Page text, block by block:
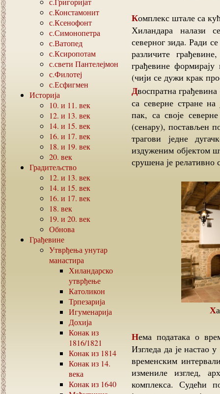
с.Констамонит
с.Ксенофонт
с.Симонопетра
с.Ватопед
с.Ксиропотам
с.свети Пантелејмон
с.Филотеј
с.Есфигмен
Историја
10. и 11. век
12. и 13. век
14. и 15. век
16. и 17. век
18. и 19. век
20. век
Градитељство
12. и 13. век
14. и 15. век
16. и 17. век
18. век
19. и 20. век
Обнова
Грађевине
Утврђења унутар
манастира
Хиландарско
утврђење
Католикон
Трпезарија
Игуменарија
Дохија
Конак из
1816/1821
Конак из 1814
Конак из 14.
века
Конак из 1640
Комплекс штале са кућом мазгара (хатларницом) и сенаром манастира
Хиландара налази
северног зида. Ради
различите
грађевине
(чији се дужи крак
Двоспратна грађевина (кућа мазгара), која се налази на југу, ослања се
са северне стране
пак, са своје
(сенару), постављен
трагови једне
издуженим објектом
срушена је релативно
Нема података о времену настанка и о фазама градње комплекса.
Изгледа да је настао
временским
измениле изглед,
комплекса. Судећи